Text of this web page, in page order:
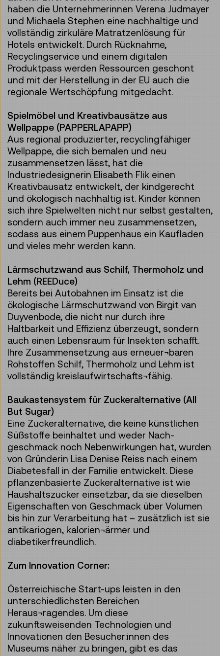
haben die Unternehmerinnen Verena Judmayer
und Michaela Stephen eine nachhaltige und
vollständig zirkuläre Matratzenlösung für
Hotels entwickelt. Durch Rücknahme,
Recyclingservice und einem digitalen
Produktpass werden Ressourcen geschont
und mit der Herstellung in der EU auch die
regionale Wertschöpfung mitgedacht.
Spielmöbel und Kreativbausätze aus
Wellpappe (PAPPERLAPAPP)
Aus regional produzierter, recyclingfähiger
Wellpappe, die sich bemalen und neu
zusammensetzen lässt, hat die
Industriedesignerin Elisabeth Flik einen
Kreativbausatz entwickelt, der kindgerecht
und ökologisch nachhaltig ist. Kinder können
sich ihre Spielwelten nicht nur selbst gestalten,
sondern auch immer neu zusammensetzen,
sodass aus einem Puppenhaus ein Kaufladen
und vieles mehr werden kann.
Lärmschutzwand aus Schilf, Thermoholz und
Lehm (REEDuce)
Bereits bei Autobahnen im Einsatz ist die
ökologische Lärmschutzwand von Birgit van
Duyvenbode, die nicht nur durch ihre
Haltbarkeit und Effizienz überzeugt, sondern
auch einen Lebensraum für Insekten schafft.
Ihre Zusammensetzung aus erneuer¬baren
Rohstoffen Schilf, Thermoholz und Lehm ist
vollständig kreislaufwirtschafts¬fähig.
Baukastensystem für Zuckeralternative (All
But Sugar)
Eine Zuckeralternative, die keine künstlichen
Süßstoffe beinhaltet und weder Nach-
geschmack noch Nebenwirkungen hat, wurden
von Gründerin Lisa Denise Reiss nach einem
Diabetesfall in der Familie entwickelt. Diese
pflanzenbasierte Zuckeralternative ist wie
Haushaltszucker einsetzbar, da sie dieselben
Eigenschaften von Geschmack über Volumen
bis hin zur Verarbeitung hat – zusätzlich ist sie
antikariogen, kalorien¬ärmer und
diabetikerfreundlich.
Zum Innovation Corner:
Österreichische Start-ups leisten in den
unterschiedlichsten Bereichen
Heraus¬ragendes. Um diese
zukunftsweisenden Technologien und
Innovationen den Besucher:innen des
Museums näher zu bringen, gibt es das